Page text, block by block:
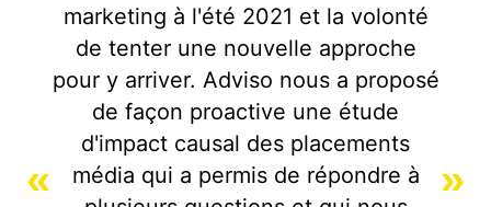
«
marketing à l'été 2021 et la volonté
de tenter une nouvelle approche
pour y arriver. Adviso nous a proposé
de façon proactive une étude
d'impact causal des placements
média qui a permis de répondre à
»